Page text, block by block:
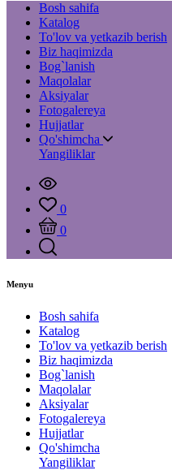
Bosh sahifa
Katalog
To'lov va yetkazib berish
Biz haqimizda
Bog`lanish
Maqolalar
Aksiyalar
Fotogalereya
Hujjatlar
Qo'shimcha
Yangiliklar
0
0
Menyu
Bosh sahifa
Katalog
To'lov va yetkazib berish
Biz haqimizda
Bog`lanish
Maqolalar
Aksiyalar
Fotogalereya
Hujjatlar
Qo'shimcha
Yangiliklar